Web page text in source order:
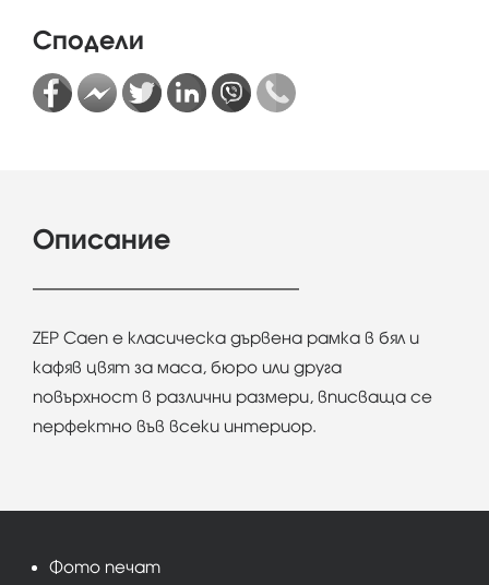
Сподели
Описание
ZEP Caen e класическа дървена рамка в бял и
кафяв цвят за маса, бюро или друга
повърхност в различни размери, вписваща се
перфектно във всеки интериор.
Фото печат